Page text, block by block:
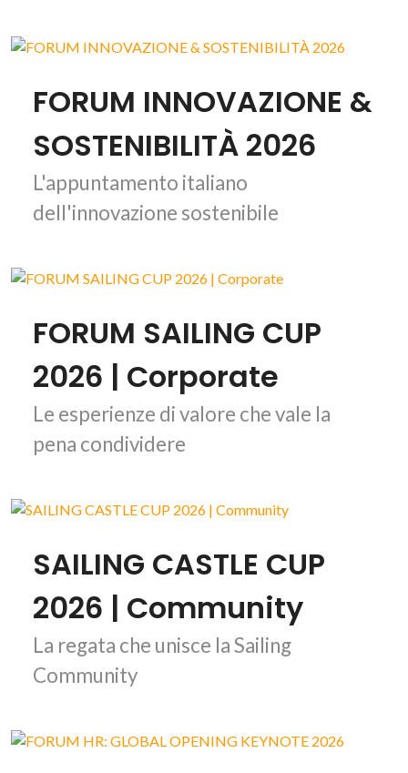
FORUM INNOVAZIONE &
SOSTENIBILITÀ 2026
L'appuntamento italiano
dell'innovazione sostenibile
FORUM SAILING CUP
2026 | Corporate
Le esperienze di valore che vale la
pena condividere
SAILING CASTLE CUP
2026 | Community
La regata che unisce la Sailing
Community